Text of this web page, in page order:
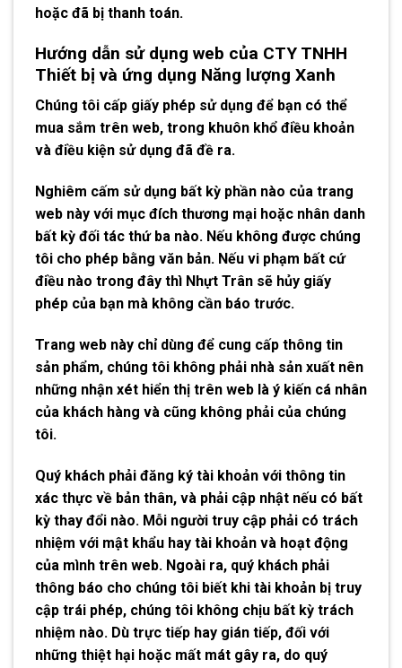
hoặc đã bị thanh toán.
Hướng dẫn sử dụng web của CTY TNHH
Thiết bị và ứng dụng Năng lượng Xanh
Chúng tôi cấp giấy phép sử dụng để bạn có thể
mua sắm trên web, trong khuôn khổ điều khoản
và điều kiện sử dụng đã đề ra.
Nghiêm cấm sử dụng bất kỳ phần nào của trang
web này với mục đích thương mại hoặc nhân danh
bất kỳ đối tác thứ ba nào. Nếu không được chúng
tôi cho phép bằng văn bản. Nếu vi phạm bất cứ
điều nào trong đây thì Nhựt Trân sẽ hủy giấy
phép của bạn mà không cần báo trước.
Trang web này chỉ dùng để cung cấp thông tin
sản phẩm, chúng tôi không phải nhà sản xuất nên
những nhận xét hiển thị trên web là ý kiến cá nhân
của khách hàng và cũng không phải của chúng
tôi.
Quý khách phải đăng ký tài khoản với thông tin
xác thực về bản thân, và phải cập nhật nếu có bất
kỳ thay đổi nào. Mỗi người truy cập phải có trách
nhiệm với mật khẩu hay tài khoản và hoạt động
của mình trên web. Ngoài ra, quý khách phải
thông báo cho chúng tôi biết khi tài khoản bị truy
cập trái phép, chúng tôi không chịu bất kỳ trách
nhiệm nào. Dù trực tiếp hay gián tiếp, đối với
những thiệt hại hoặc mất mát gây ra, do quý